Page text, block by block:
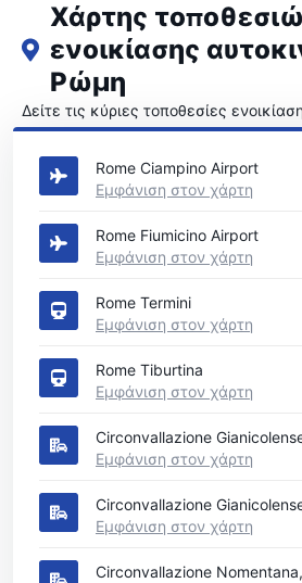
Χάρτης
ενοικίασης
Ρώμη
Δείτε τις κύριες τοποθεσίες
Ρώμη
Rome Ciampino Airport
Εμφάνιση στον χάρτη
Rome Fiumicino Airport
Εμφάνιση στον χάρτη
Rome Termini
Εμφάνιση στον χάρτη
Rome Tiburtina
Εμφάνιση στον χάρτη
Circonvallazione
Εμφάνιση στον χάρτη
Circonvallazione
Εμφάνιση στον χάρτη
Circonvallazione